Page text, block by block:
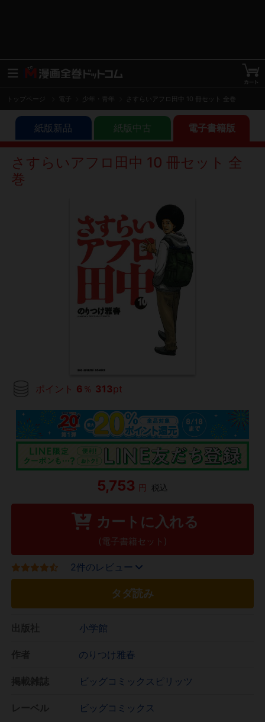
トップページ 少年・青年 さすらいアフロ田中 10 冊セット 全巻
紙版新品 紙版中古 電子書籍版
さすらいアフロ田中 10 冊セット 全
巻
ポイント 6 ％ 313pt
5,753 円 税込
カートに入れる
(電子書籍セット)
2件のレビュー
タダ読み
小学館
のりつけ雅春
ビッグコミックスピリッツ
ビッグコミックス